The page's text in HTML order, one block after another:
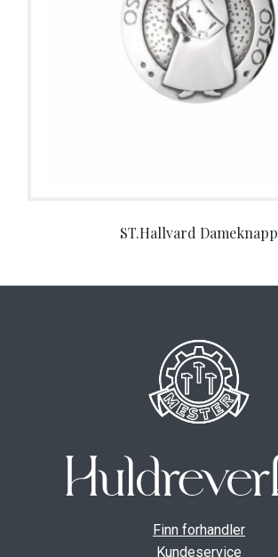
ST.Hallvard Dameknapp
Finn forhandler
Kundeservice